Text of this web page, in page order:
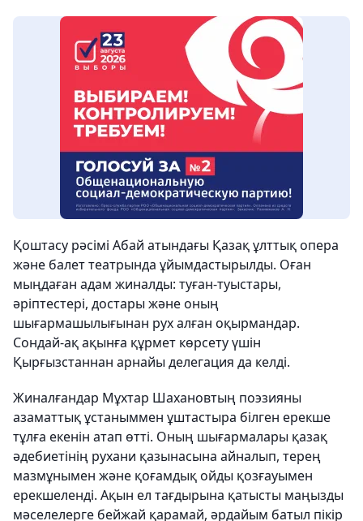
Қоштасу рәсімі Абай атындағы Қазақ ұлттық опера
және балет театрында ұйымдастырылды. Оған
мыңдаған адам жиналды: туған-туыстары,
әріптестері, достары және оның
шығармашылығынан рух алған оқырмандар.
Сондай-ақ ақынға құрмет көрсету үшін
Қырғызстаннан арнайы делегация да келді.
Жиналғандар Мұхтар Шахановтың поэзияны
азаматтық ұстаныммен ұштастыра білген ерекше
тұлға екенін атап өтті. Оның шығармалары қазақ
әдебиетінің рухани қазынасына айналып, терең
мазмұнымен және қоғамдық ойды қозғауымен
ерекшеленді. Ақын ел тағдырына қатысты маңызды
мәселелерге бейжай қарамай, әрдайым батыл пікір